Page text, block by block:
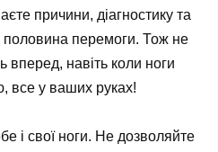
причини, діагностику та
перемоги. Тож не
вперед, навіть коли ноги
все у ваших руках!
і свої ноги. Не дозволяйте